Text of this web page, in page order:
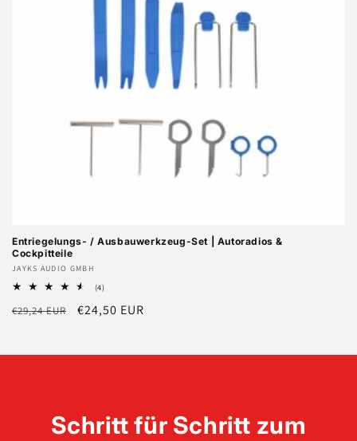
Entriegelungs- / Ausbauwerkzeug-Set | Autoradios &
Cockpitteile
Anbieter:
JAYKS AUDIO GMBH
(4)4
insgesamt
Normaler
€29,24 EUR Verkaufspreis
€24,50 EUR
Schritt für Schritt zum